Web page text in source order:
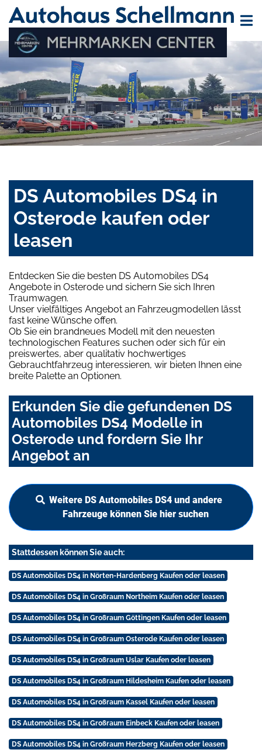
DS Automobiles DS4 in
Osterode kaufen oder
leasen
Entdecken Sie die besten DS Automobiles DS4
Angebote in Osterode und sichern Sie sich Ihren
Traumwagen.
Unser vielfältiges Angebot an Fahrzeugmodellen lässt
fast keine Wünsche offen.
Ob Sie ein brandneues Modell mit den neuesten
technologischen Features suchen oder sich für ein
preiswertes, aber qualitativ hochwertiges
Gebrauchtfahrzeug interessieren, wir bieten Ihnen eine
breite Palette an Optionen.
Erkunden Sie die gefundenen DS
Automobiles DS4 Modelle in
Osterode und fordern Sie Ihr
Angebot an
Weitere DS Automobiles DS4 und andere
Fahrzeuge können Sie hier suchen
Stattdessen können Sie auch:
DS Automobiles DS4 in Nörten-Hardenberg Kaufen oder leasen
DS Automobiles DS4 in Großraum Northeim Kaufen oder leasen
DS Automobiles DS4 in Großraum Göttingen Kaufen oder leasen
DS Automobiles DS4 in Großraum Osterode Kaufen oder leasen
DS Automobiles DS4 in Großraum Uslar Kaufen oder leasen
DS Automobiles DS4 in Großraum Hildesheim Kaufen oder leasen
DS Automobiles DS4 in Großraum Kassel Kaufen oder leasen
DS Automobiles DS4 in Großraum Einbeck Kaufen oder leasen
DS Automobiles DS4 in Großraum Herzberg Kaufen oder leasen